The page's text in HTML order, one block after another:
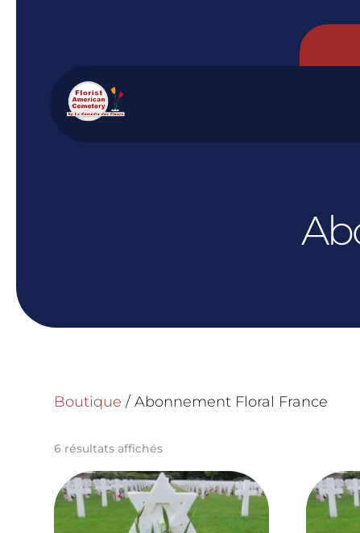
Boutique / Abonnement Floral France
6 résultats affichés